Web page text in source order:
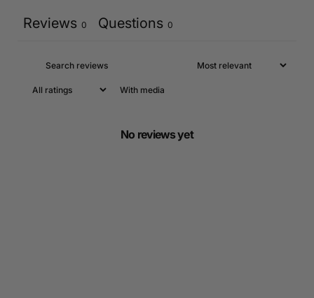
Reviews 0 Questions 0
With media
No reviews yet